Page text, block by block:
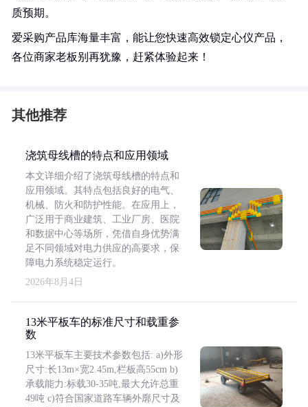
质预期。
爱采购产品库海量丰富，能让您快速高效锁定心仪产品，
各位商家老板别再犹豫，赶紧体验起来！
其他推荐
浇筑母线槽的特点和应用领域
本文详细介绍了浇筑母线槽的特点和
应用领域。其特点包括良好的电气、
机械、防火和防护性能。在应用上，
广泛用于商业建筑、工业厂房、医院
和数据中心等场所，凭借自身优势满
足不同领域对电力供应的高要求，保
障电力系统稳定运行。
2026年8月4日
13米平板车的标准尺寸和载重参
数
13米平板车主要技术参数包括: a)外形
尺寸:长13m×宽2.45m,栏板高55cm b)
承载能力:标载30-35吨,最大允许总重
49吨 c)符合国家道路车辆外廓尺寸及